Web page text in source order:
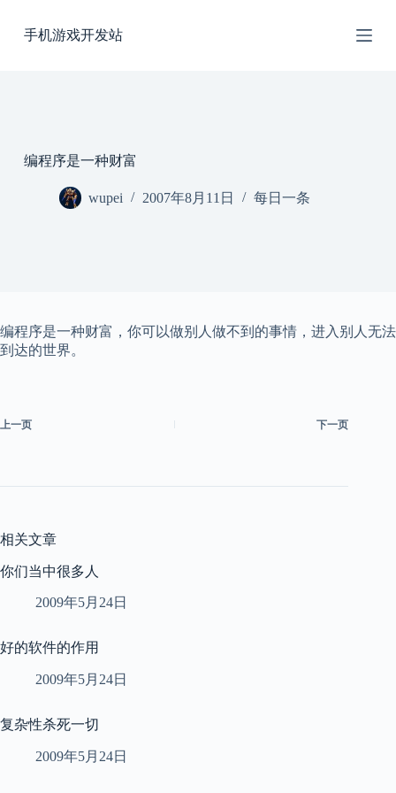
过
手机游戏开发站
编程序是一种财富
wupei 2007年8月11日 每日一条
编程序是一种财富，你可以做别人做不到的事情，进入别人无法
到达的世界。
上一页 下一页
相关文章
你们当中很多人
2009年5月24日
好的软件的作用
2009年5月24日
复杂性杀死一切
2009年5月24日